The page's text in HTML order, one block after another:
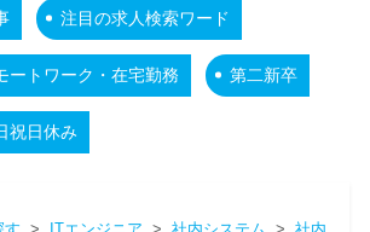
注目の求人検索ワード
ートワーク・在宅勤務 第二新卒
祝日休み
す > ITエンジニア > 社内システム > 社内